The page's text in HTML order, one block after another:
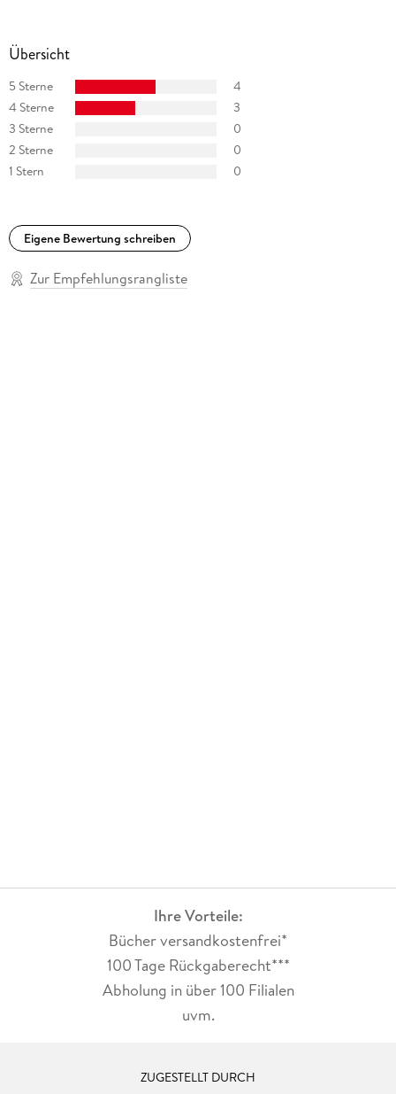
Übersicht
5 Sterne
4
4 Sterne
3
3 Sterne
0
2 Sterne
0
1 Stern
0
Eigene Bewertung schreiben
Zur Empfehlungsrangliste
Ihre Vorteile:
Bücher versandkostenfrei*
100 Tage Rückgaberecht***
Abholung in über 100 Filialen
uvm.
ZUGESTELLT DURCH